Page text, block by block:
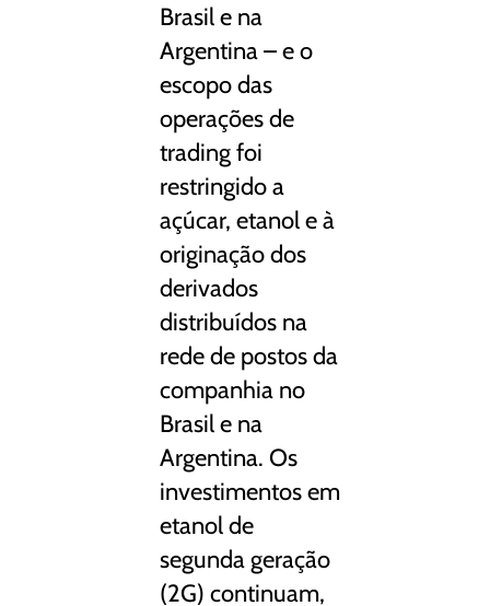
Brasil e na
Argentina – e o
escopo das
operações de
trading foi
restringido a
açúcar, etanol e à
originação dos
derivados
distribuídos na
rede de postos da
companhia no
Brasil e na
Argentina. Os
investimentos em
etanol de
segunda geração
(2G) continuam,